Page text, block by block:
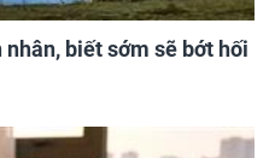
biết sớm sẽ bớt hối